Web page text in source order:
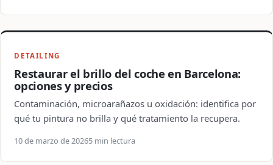
DETAILING
Restaurar el brillo del coche en Barcelona:
opciones y precios
Contaminación, microarañazos u oxidación: identifica por
qué tu pintura no brilla y qué tratamiento la recupera.
10 de marzo de 20265 min lectura